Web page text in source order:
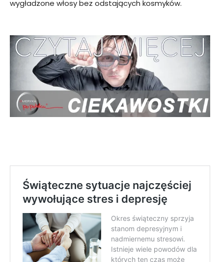
wygładzone włosy bez odstających kosmyków.